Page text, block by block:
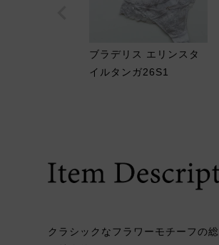
ブラデリス エリンスタ
イルタンガ26S1
クラシックなフラワーモチーフの